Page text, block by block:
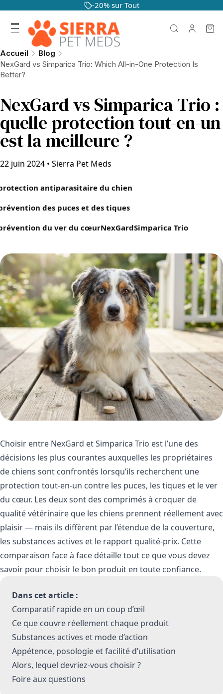
-20% sur Tout
Accueil
Blog
NexGard vs Simparica Trio: Which All-in-One Protection Is
Better?
NexGard vs Simparica Trio :
quelle protection tout-en-un
est la meilleure ?
22 juin 2024 • Sierra Pet Meds
antiparasitaire du chien
des puces et des tiques
du ver du cœurNexGardSimparica Trio
Choisir entre NexGard et Simparica Trio est l’une des
décisions les plus courantes auxquelles les propriétaires
de chiens sont confrontés lorsqu’ils recherchent une
protection tout-en-un contre les puces, les tiques et le ver
du cœur. Les deux sont des comprimés à croquer de
qualité vétérinaire que les chiens prennent réellement avec
plaisir — mais ils diffèrent par l’étendue de la couverture,
les substances actives et le rapport qualité-prix. Cette
comparaison face à face détaille tout ce que vous devez
savoir pour choisir le bon produit en toute confiance.
Dans cet article :
Comparatif rapide en un coup d’œil
Ce que couvre réellement chaque produit
Substances actives et mode d’action
Appétence, posologie et facilité d’utilisation
Alors, lequel devriez-vous choisir ?
Foire aux questions